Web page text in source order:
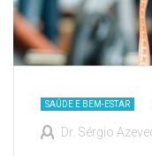
SAÚDE E BEM-ESTAR
Dr. Sérgio